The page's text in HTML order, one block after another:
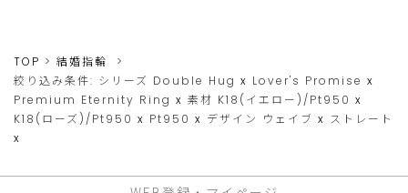
TOP
結婚指輪
絞り込み条件: シリーズ Double Hug x Lover's Promise x
Premium Eternity Ring x 素材 K18(イエロー)/Pt950 x
K18(ローズ)/Pt950 x Pt950 x デザイン ウェイブ x ストレート
x